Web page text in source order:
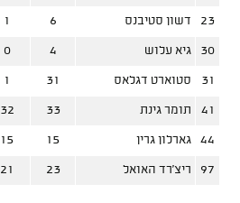
23 דשון סטיבנס 6
1
30 גיא עלוש 4
0
31 סטוארט דגלאס 31
1
41 תומר גינת 33
32
44 גארלון גרין 15
15
97 ריצ'רד האואל 23
21